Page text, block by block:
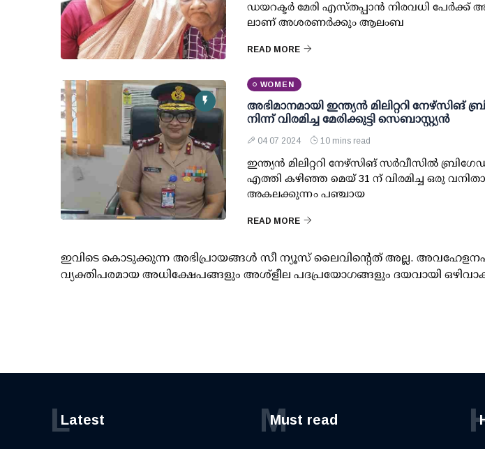
ഡയറക്ടര്‍ മേരി എസ്തപ്പാന്‍ നിരവധി പേര്‍ക്ക്
ലാണ് അശരണര്‍ക്കും ആലംബ
READ MORE
WOMEN
അഭിമാനമായി ഇന്ത്യന്‍ മിലിറ്ററി നേഴ്‌സിങ്
നിന്ന് വിരമിച്ച മേരിക്കുട്ടി സെബാസ്റ്റ്യന്‍
04 07 2024 10 mins read
ഇന്ത്യന്‍ മിലിറ്ററി നേഴ്‌സിങ് സര്‍വീസില്‍
എത്തി കഴിഞ്ഞ മെയ് 31 ന് വിരമിച്ച ഒരു
അകലക്കുന്നം പഞ്ചായ
READ MORE
ഇവിടെ കൊടുക്കുന്ന അഭിപ്രായങ്ങള്‍ സീ ന്യൂസ് ലൈവിന്റെത് അല്ല.
വ്യക്തിപരമായ അധിക്ഷേപങ്ങളും അശ്‌ളീല പദപ്രയോഗങ്ങളും ദയവായി
Latest
L Must read
M